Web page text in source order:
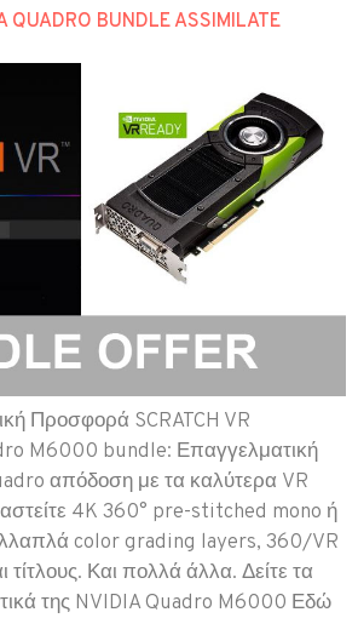
QUADRO BUNDLE ASSIMILATE
Προσφορά SCRATCH VR
M6000 bundle: Επαγγελματική
απόδοση με τα καλύτερα VR
4K 360° pre-stitched mono ή
color grading layers, 360/VR
Και πολλά άλλα. Δείτε τα
της NVIDIA Quadro M6000 Εδώ